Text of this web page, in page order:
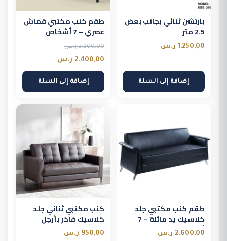
بارتشن ثنائي بجانب بعض
2.5 متر
1.250,00 ر.س
إضافة إلى السلة
طقم كنب مكتبي قماش
عصري – 7 أشخاص
2.900,00 ر.سالسعر
الأصلي
هو:
2.400,00 ر.س
الحالي
إضافة إلى السلة
طقم كنب مكتبي جلد
كلاسيك يد مائلة – 7
أشخاص
2.600,00 ر.س
كنب مكتبي ثنائي جلد
كلاسيك فاخر بأرجل
خشبية نحيفة
950,00 ر.س